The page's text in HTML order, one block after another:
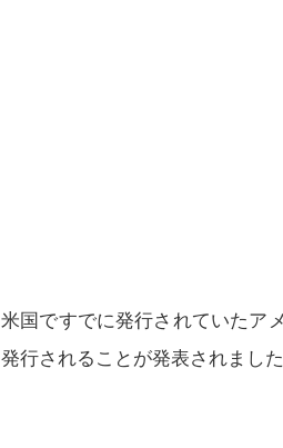
米国ですでに発行されていたア
発行されることが発表されました